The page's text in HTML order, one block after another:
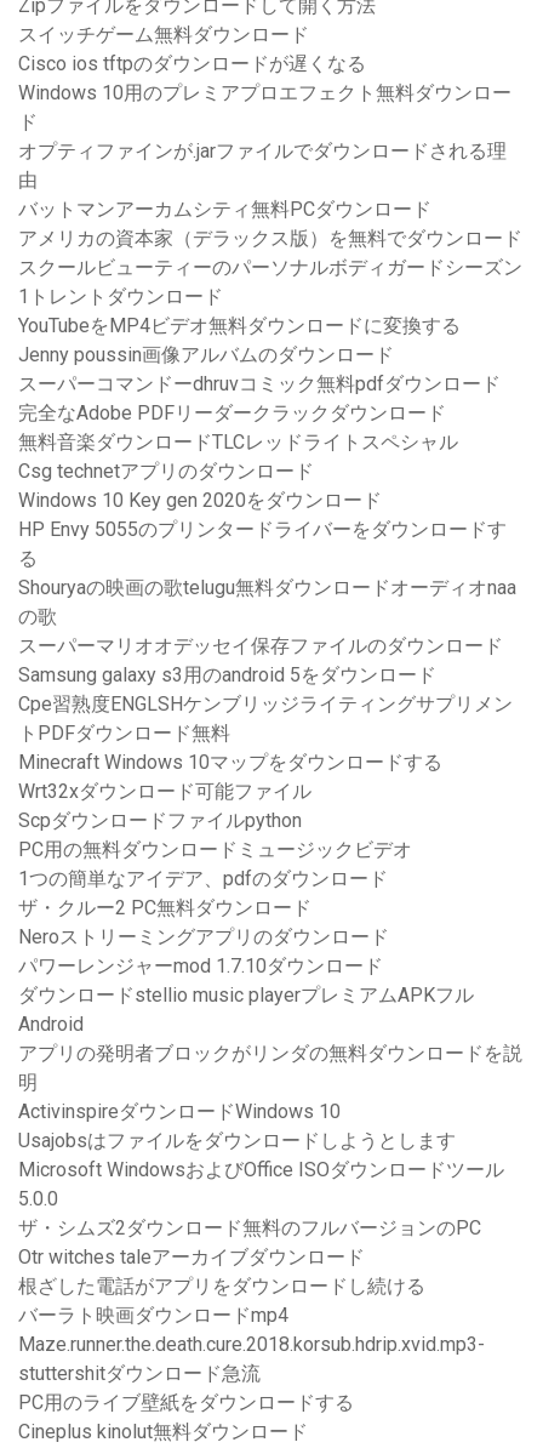
Zipファイルをダウンロードして開く方法
スイッチゲーム無料ダウンロード
Cisco ios tftpのダウンロードが遅くなる
Windows 10用のプレミアプロエフェクト無料ダウンロー
ド
オプティファインが.jarファイルでダウンロードされる理
由
バットマンアーカムシティ無料PCダウンロード
アメリカの資本家（デラックス版）を無料でダウンロード
スクールビューティーのパーソナルボディガードシーズン
1トレントダウンロード
YouTubeをMP4ビデオ無料ダウンロードに変換する
Jenny poussin画像アルバムのダウンロード
スーパーコマンドーdhruvコミック無料pdfダウンロード
完全なAdobe PDFリーダークラックダウンロード
無料音楽ダウンロードTLCレッドライトスペシャル
Csg technetアプリのダウンロード
Windows 10 Key gen 2020をダウンロード
HP Envy 5055のプリンタードライバーをダウンロードす
る
Shouryaの映画の歌telugu無料ダウンロードオーディオnaa
の歌
スーパーマリオオデッセイ保存ファイルのダウンロード
Samsung galaxy s3用のandroid 5をダウンロード
Cpe習熟度ENGLSHケンブリッジライティングサプリメン
トPDFダウンロード無料
Minecraft Windows 10マップをダウンロードする
Wrt32xダウンロード可能ファイル
Scpダウンロードファイルpython
PC用の無料ダウンロードミュージックビデオ
1つの簡単なアイデア、pdfのダウンロード
ザ・クルー2 PC無料ダウンロード
Neroストリーミングアプリのダウンロード
パワーレンジャーmod 1.7.10ダウンロード
ダウンロードstellio music playerプレミアムAPKフル
Android
アプリの発明者ブロックがリンダの無料ダウンロードを説
明
ActivinspireダウンロードWindows 10
Usajobsはファイルをダウンロードしようとします
Microsoft WindowsおよびOffice ISOダウンロードツール
5.0.0
ザ・シムズ2ダウンロード無料のフルバージョンのPC
Otr witches taleアーカイブダウンロード
根ざした電話がアプリをダウンロードし続ける
バーラト映画ダウンロードmp4
Maze.runner.the.death.cure.2018.korsub.hdrip.xvid.mp3-
stuttershitダウンロード急流
PC用のライブ壁紙をダウンロードする
Cineplus kinolut無料ダウンロード